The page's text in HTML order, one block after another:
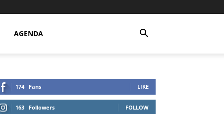
AGENDA
174 Fans LIKE
163 Followers FOLLOW